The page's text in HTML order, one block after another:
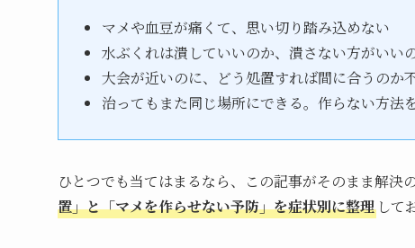
マメや血豆が痛くて、思い切り踏み込めない
水ぶくれは潰していいのか、潰さない方がいい
大会が近いのに、どう処置すれば間に合うのか
治ってもまた同じ場所にできる。作らない方法
ひとつでも当てはまるなら、この記事がそのまま解決
置」と「マメを作らせない予防」を症状別に整理 して